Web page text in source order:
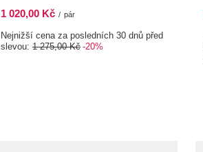
1 020,00 Kč / pár
Nejnižší cena za posledních 30 dnů před
slevou: 1 275,00 Kč -20%